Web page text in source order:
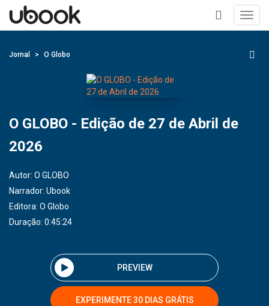
+
Jornal O Globo
O GLOBO - Edição de 27 de Abril de
2026
Autor: O GLOBO
Narrador: Ubook
Editora: O Globo
Duração: 0:45:24
PREVIEW
EXPERIMENTE 30 DIAS GRÁTIS